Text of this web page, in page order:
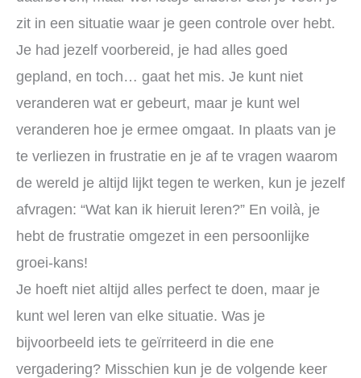
zit in een situatie waar je geen controle over hebt.
Je had jezelf voorbereid, je had alles goed
gepland, en toch… gaat het mis. Je kunt niet
veranderen wat er gebeurt, maar je kunt wel
veranderen hoe je ermee omgaat. In plaats van je
te verliezen in frustratie en je af te vragen waarom
de wereld je altijd lijkt tegen te werken, kun je jezelf
afvragen: “Wat kan ik hieruit leren?” En voilà, je
hebt de frustratie omgezet in een persoonlijke
groei-kans!
Je hoeft niet altijd alles perfect te doen, maar je
kunt wel leren van elke situatie. Was je
bijvoorbeeld iets te geïrriteerd in die ene
vergadering? Misschien kun je de volgende keer